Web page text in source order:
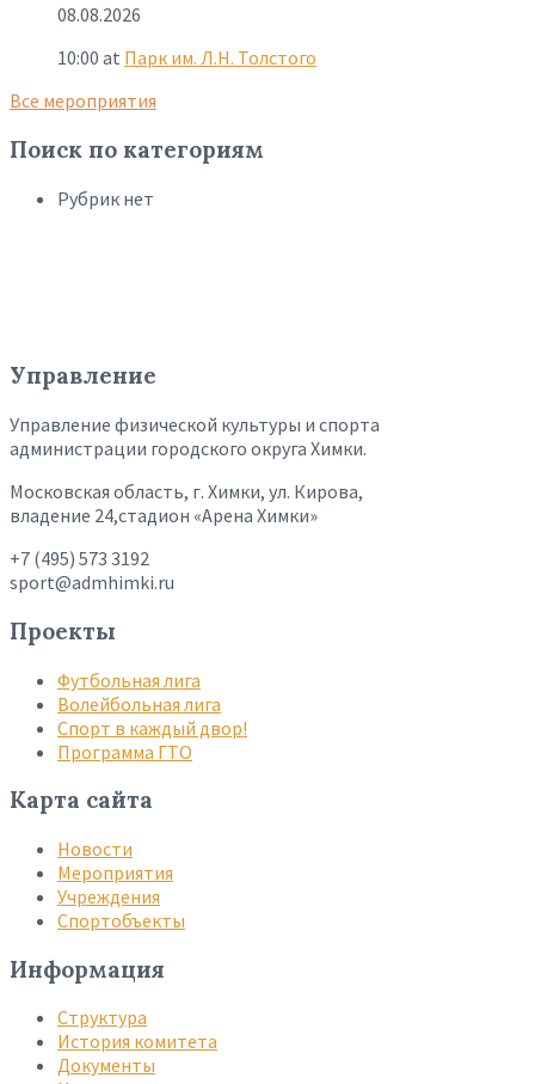
08.08.2026
10:00 at Парк им. Л.Н. Толстого
Все мероприятия
Поиск по категориям
Рубрик нет
Управление
Управление физической культуры и спорта
администрации городского округа Химки.
Московская область, г. Химки, ул. Кирова,
владение 24,стадион «Арена Химки»
+7 (495) 573 3192
sport@admhimki.ru
Проекты
Футбольная лига
Волейбольная лига
Спорт в каждый двор!
Программа ГТО
Карта сайта
Новости
Мероприятия
Учреждения
Спортобъекты
Информация
Структура
История комитета
Документы